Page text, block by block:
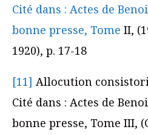
Cité dans : Actes de
bonne presse, Tome II,
1920), p. 17-18
[11] Allocution
Cité dans : Actes de
bonne presse, Tome III,